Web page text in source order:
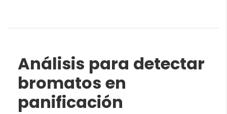
Análisis para detectar
bromatos en
panificación